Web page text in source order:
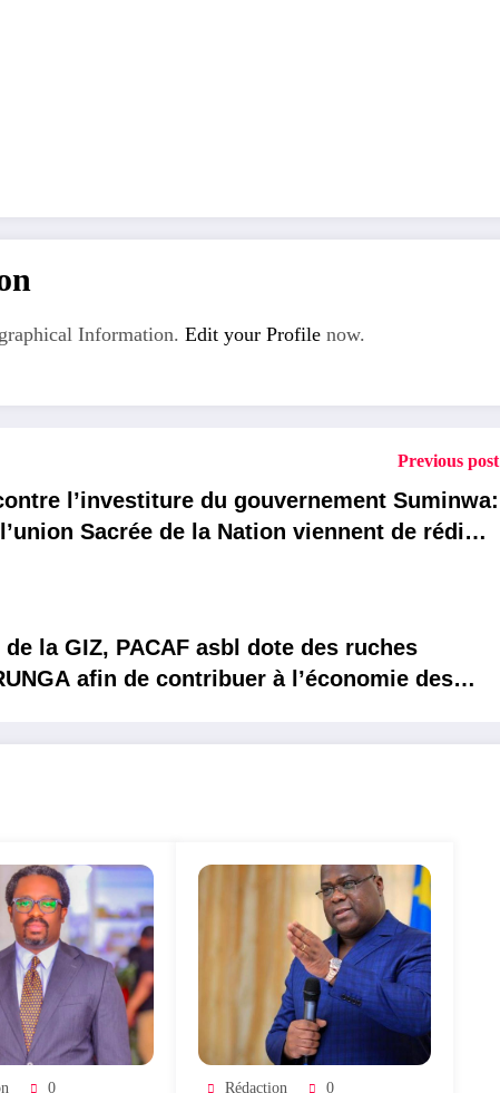
Information. Edit your Profile now.
Previous post
l’investiture du gouvernement Suminwa:
Sacrée de la Nation viennent de rédiger
dote des ruches
afin de contribuer à l’économie des
0 Rédaction 0